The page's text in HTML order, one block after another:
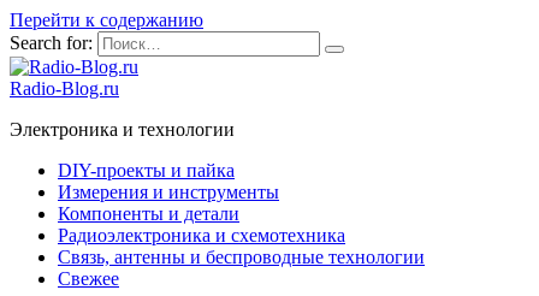
Перейти к содержанию
Search for:
Radio-Blog.ru
Электроника и технологии
DIY-проекты и пайка
Измерения и инструменты
Компоненты и детали
Радиоэлектроника и схемотехника
Связь, антенны и беспроводные технологии
Свежее